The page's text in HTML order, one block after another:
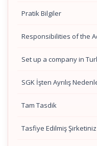
Pratik Bilgiler
Responsibilities of the
Set up a company in
SGK İşten Ayrılış
Tam Tasdik
Tasfiye Edilmiş